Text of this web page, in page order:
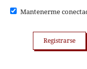
Mantenerme
Registrarse